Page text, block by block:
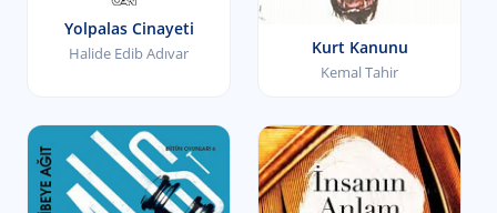
Yolpalas Cinayeti
Halide Edib Adıvar Kurt Kanunu
Kemal Tahir